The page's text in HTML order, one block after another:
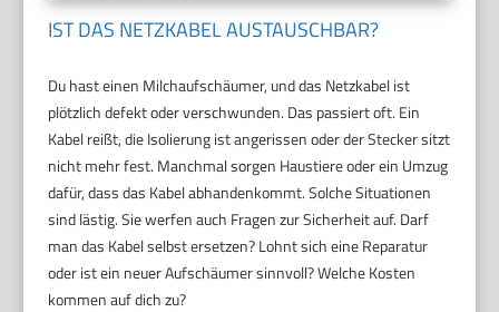
IST DAS NETZKABEL AUSTAUSCHBAR?
Du hast einen Milchaufschäumer, und das Netzkabel ist
plötzlich defekt oder verschwunden. Das passiert oft. Ein
Kabel reißt, die Isolierung ist angerissen oder der Stecker sitzt
nicht mehr fest. Manchmal sorgen Haustiere oder ein Umzug
dafür, dass das Kabel abhandenkommt. Solche Situationen
sind lästig. Sie werfen auch Fragen zur Sicherheit auf. Darf
man das Kabel selbst ersetzen? Lohnt sich eine Reparatur
oder ist ein neuer Aufschäumer sinnvoll? Welche Kosten
kommen auf dich zu?